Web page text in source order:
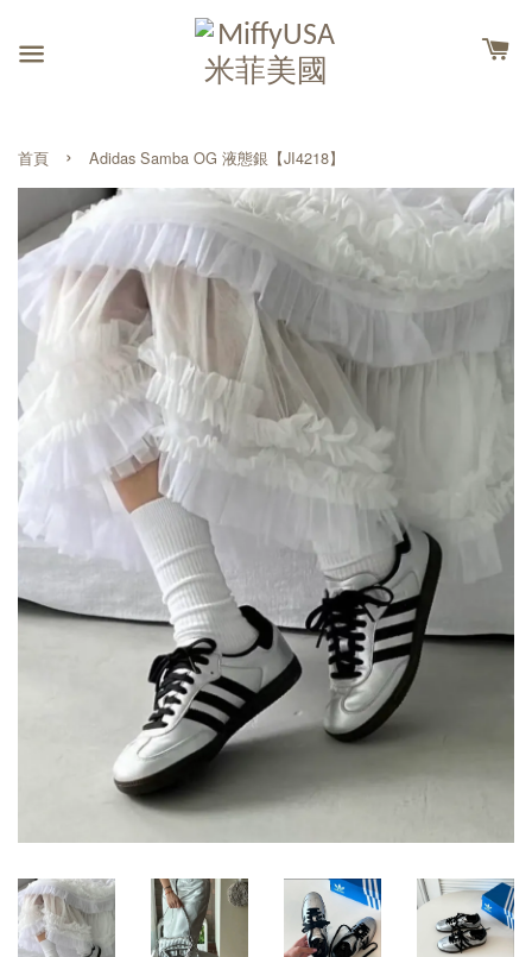
首頁 › Adidas Samba OG 液態銀【JI4218】